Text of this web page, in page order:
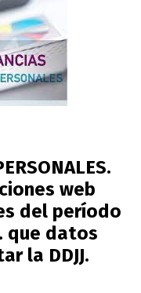
web
del período
que datos
la DDJJ.